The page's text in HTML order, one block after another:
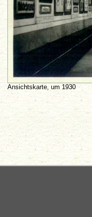
Ansichtskarte, um 1930